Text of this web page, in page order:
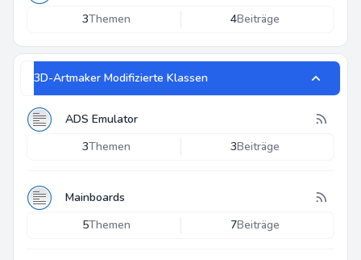
3Themen 4Beiträge
3D-Artmaker Modifizierte Klassen
ADS Emulator
3Themen 3Beiträge
Mainboards
5Themen 7Beiträge